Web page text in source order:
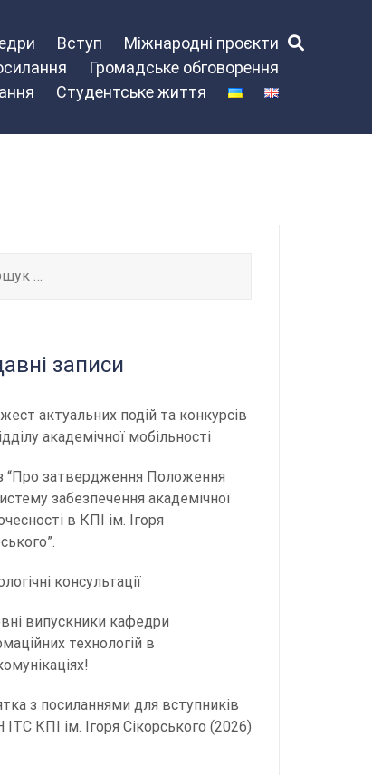
Вступ
Міжнародні проєкти
Громадське обговорення
Студентське життя
записи
актуальних подій та конкурсів
академічної мобільності
“Про затвердження Положення
забезпечення академічної
в КПІ ім. Ігоря
консультації
випускники кафедри
технологій в
з посиланнями для вступників
КПІ ім. Ігоря Сікорського (2026)